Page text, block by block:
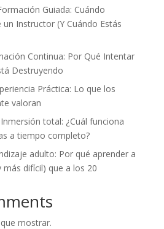
Guiada: Cuándo
Instructor (Y Cuándo Estás
Continua: Por Qué Intentar
Destruyendo
Práctica: Lo que los
valoran
total: ¿Cuál funciona
a tiempo completo?
adulto: Por qué aprender a
más difícil) que a los 20
mostrar.